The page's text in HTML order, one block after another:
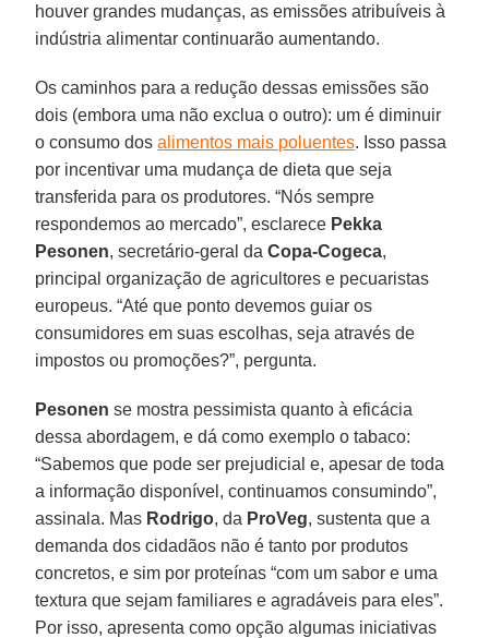
houver grandes mudanças, as emissões atribuíveis à
indústria alimentar continuarão aumentando.
Os caminhos para a redução dessas emissões são
dois (embora uma não exclua o outro): um é diminuir
o consumo dosalimentos mais poluentes. Isso passa
por incentivar uma mudança de dieta que seja
transferida para os produtores. “Nós sempre
respondemos ao mercado”, esclarece Pekka
Pesonen, secretário-geral daCopa-Cogeca,
principal organização de agricultores e pecuaristas
europeus. “Até que ponto devemos guiar os
consumidores em suas escolhas, seja através de
impostos ou promoções?”, pergunta.
Pesonen se mostra pessimista quanto à eficácia
dessa abordagem, e dá como exemplo o tabaco:
“Sabemos que pode ser prejudicial e, apesar de toda
a informação disponível, continuamos consumindo”,
assinala. Mas Rodrigo, da ProVeg, sustenta que a
demanda dos cidadãos não é tanto por produtos
concretos, e sim por proteínas “com um sabor e uma
textura que sejam familiares e agradáveis para eles”.
Por isso, apresenta como opção algumas iniciativas